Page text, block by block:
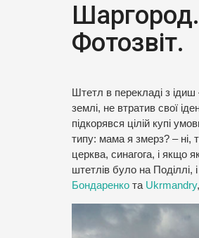
Фотозвіт.
Штетл в перекладі з ідиш
землі, не втратив свої
підкорявся цілій купі
типу: мама я змерз? – ні,
церква, синагога, і якщо
штетлів було на Поділлі,
Бондаренко та Ukrmandry